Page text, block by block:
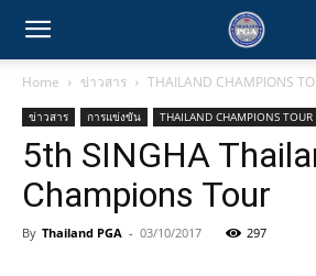
Home ข่าวสาร THAILAND CHAMPIONS
ข่าวสาร การแข่งขัน THAILAND CHAMPIONS TOUR
5th SINGHA
Champions Tour
By Thailand PGA - 03/10/2017 297